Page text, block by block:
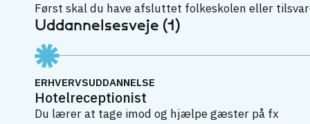
Først skal du have afsluttet folkeskolen eller
Uddannelsesveje (1)
ERHVERVSUDDANNELSE
Hotelreceptionist
Du lærer at tage imod og hjælpe gæster på fx